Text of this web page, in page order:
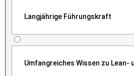
Langjährige Führungskraft
Umfangreiches Wissen zu